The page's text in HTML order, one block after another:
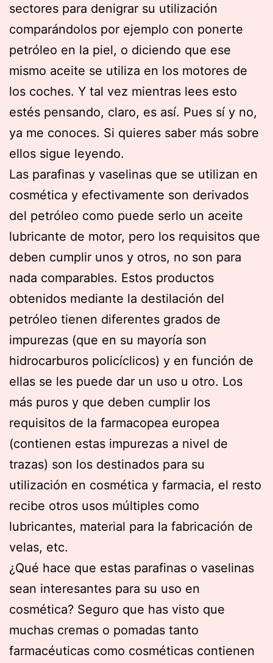
sectores para denigrar su utilización
comparándolos por ejemplo con ponerte
petróleo en la piel, o diciendo que ese
mismo aceite se utiliza en los motores de
los coches. Y tal vez mientras lees esto
estés pensando, claro, es así. Pues sí y no,
ya me conoces. Si quieres saber más sobre
ellos sigue leyendo.
Las parafinas y vaselinas que se utilizan en
cosmética y efectivamente son derivados
del petróleo como puede serlo un aceite
lubricante de motor, pero los requisitos que
deben cumplir unos y otros, no son para
nada comparables. Estos productos
obtenidos mediante la destilación del
petróleo tienen diferentes grados de
impurezas (que en su mayoría son
hidrocarburos policíclicos) y en función de
ellas se les puede dar un uso u otro. Los
más puros y que deben cumplir los
requisitos de la farmacopea europea
(contienen estas impurezas a nivel de
trazas) son los destinados para su
utilización en cosmética y farmacia, el resto
recibe otros usos múltiples como
lubricantes, material para la fabricación de
velas, etc.
¿Qué hace que estas parafinas o vaselinas
sean interesantes para su uso en
cosmética? Seguro que has visto que
muchas cremas o pomadas tanto
farmacéuticas como cosméticas contienen